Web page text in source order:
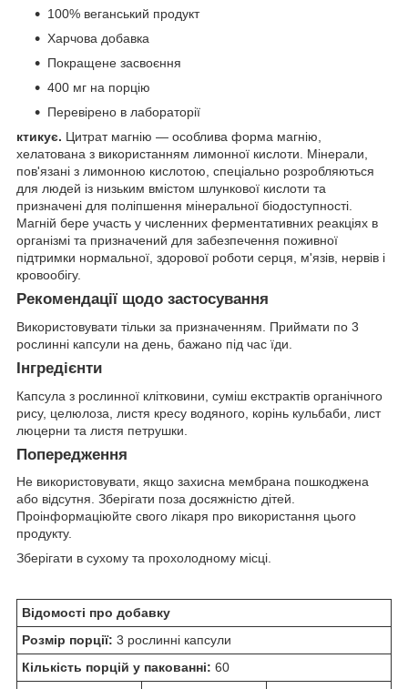
100% веганський продукт
Харчова добавка
Покращене засвоєння
400 мг на порцію
Перевірено в лабораторії
ктикує. Цитрат магнію — особлива форма магнію,
хелатована з використанням лимонної кислоти. Мінерали,
пов'язані з лимонною кислотою, спеціально розробляються
для людей із низьким вмістом шлункової кислоти та
призначені для поліпшення мінеральної біодоступності.
Магній бере участь у численних ферментативних реакціях в
організмі та призначений для забезпечення поживної
підтримки нормальної, здорової роботи серця, м'язів, нервів і
кровообігу.
Рекомендації щодо застосування
Використовувати тільки за призначенням. Приймати по 3
рослинні капсули на день, бажано під час їди.
Інгредієнти
Капсула з рослинної клітковини, суміш екстрактів органічного
рису, целюлоза, листя кресу водяного, корінь кульбаби, лист
люцерни та листя петрушки.
Попередження
Не використовувати, якщо захисна мембрана пошкоджена
або відсутня. Зберігати поза досяжністю дітей.
Проінформаціюйте свого лікаря про використання цього
продукту.
Зберігати в сухому та прохолодному місці.
Відомості про добавку
Розмір порції: 3 рослинні капсули
Кількість порцій у пакованні: 60